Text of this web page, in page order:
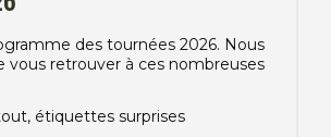
des tournées 2026. Nous
vous retrouver à ces nombreuses
étiquettes surprises